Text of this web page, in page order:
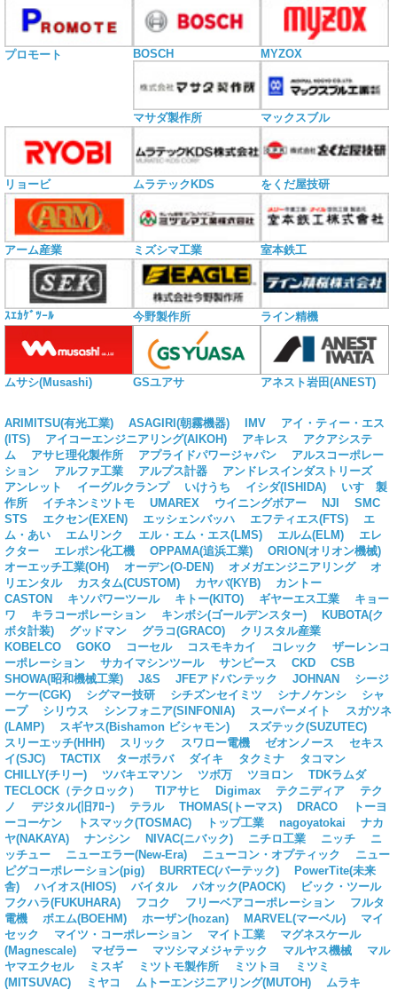
プロモート BOSCH MYZOX
マサダ製作所 マックスブル
リョービ ムラテックKDS をくだ屋技研
アーム産業 ミズシマ工業 室本鉄工
ｽｴｶｹﾞﾂｰﾙ 今野製作所 ライン精機
ムサシ(Musashi) GSユアサ アネスト岩田(ANEST)
ARIMITSU(有光工業) ASAGIRI(朝霧機器) IMV
アイ・ティー・エス
(ITS)
アイコーエンジニアリング(AIKOH) アキレス
アクアシステ
ム
アサヒ理化製作所 アプライドパワージャパン
アルスコーポレー
ション
アルファ工業 アルプス計器
アンドレスインダストリーズ
アンレット
イーグルクランプ いけうち イシダ(ISHIDA)
いすゞ製
作所
イチネンミツトモ UMAREX ウイニングボアー NJI
SMC
STS
エクセン(EXEN) エッシェンバッハ エフティエス(FTS)
エ
ム・あい
エムリンク エル・エム・エス(LMS) エルム(ELM)
エレ
クター
エレポン化工機 OPPAMA(追浜工業)
ORION(オリオン機械)
オーエッチ工業(OH)
オーデン(O-DEN) オメガエンジニアリング
オ
リエンタル
カスタム(CUSTOM) カヤバ(KYB)
カントー
CASTON
キソパワーツール キトー(KITO) ギヤーエス工業
キョー
ワ
キラコーポレーション キンボシ(ゴールデンスター)
KUBOTA(ク
ボタ計装)
グッドマン グラコ(GRACO)
クリスタル産業
KOBELCO
GOKO コーセル コスモキカイ コレック
ザーレンコ
ーポレーション
サカイマシンツール サンピース CKD
CSB
SHOWA(昭和機械工業)
J&S JFEアドバンテック JOHNAN
シージ
ーケー(CGK)
シグマー技研 シチズンセイミツ シナノケンシ
シャ
ープ
シリウス シンフォニア(SINFONIA) スーパーメイト
スガツネ
(LAMP)
スギヤス(Bishamon ビシャモン)
スズテック(SUZUTEC)
スリーエッチ(HHH)
スリック スワロー電機 ゼオンノース
セキス
イ(SJC)
TACTIX ターボラバ ダイキ タクミナ
タコマン
CHILLY(チリー)
ツバキエマソン ツボ万 ツヨロン
TDKラムダ
TECLOCK（テクロック）
TIアサヒ Digimax テクニディア
テク
ノ
デジタル(旧ｱﾛｰ) テラル THOMAS(トーマス) DRACO
トーヨ
ーコーケン
トスマック(TOSMAC) トップ工業 nagoyatokai
ナカ
ヤ(NAKAYA)
ナンシン NIVAC(ニバック) ニチロ工業 ニッチ
ニ
ッチュー
ニューエラー(New-Era) ニューコン・オプティック
ニュー
ピグコーポレーション(pig)
BURRTEC(バーテック)
PowerTite(未来
舎)
ハイオス(HIOS) バイタル パオック(PAOCK)
ビック・ツール
フクハラ(FUKUHARA)
フコク フリーベアコーポレーション
フルタ
電機
ボエム(BOEHM) ホーザン(hozan) MARVEL(マーベル)
マイ
セック
マイツ・コーポレーション マイト工業
マグネスケール
(Magnescale)
マゼラー マツシマメジャテック マルヤス機械
マル
ヤマエクセル
ミスギ ミツトモ製作所 ミツトヨ
ミツミ
(MITSUVAC)
ミヤコ ムトーエンジニアリング(MUTOH)
ムラキ